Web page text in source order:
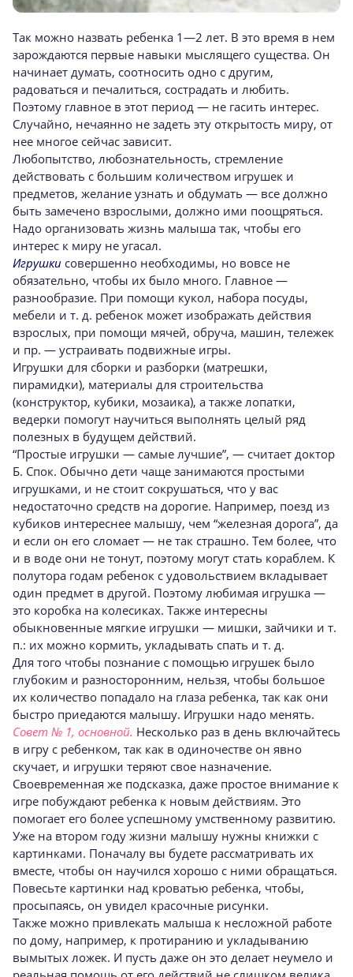
Так можно назвать ребенка 1—2 лет. В это время в нем
зарождаются первые навыки мыслящего существа. Он
начинает думать, соотносить одно с другим,
радоваться и печалиться, сострадать и любить.
Поэтому главное в этот период — не гасить интерес.
Случайно, нечаянно не задеть эту открытость миру, от
нее многое сейчас зависит.
Любопытство, любознательность, стремление
действовать с большим количеством игрушек и
предметов, желание узнать и обдумать — все должно
быть замечено взрослыми, должно ими поощряться.
Надо организовать жизнь малыша так, чтобы его
интерес к миру не угасал.
Игрушки совершенно необходимы, но вовсе не
обязательно, чтобы их было много. Главное —
разнообразие. При помощи кукол, набора посуды,
мебели и т. д. ребенок может изображать действия
взрослых, при помощи мячей, обруча, машин, тележек
и пр. — устраивать подвижные игры.
Игрушки для сборки и разборки (матрешки,
пирамидки), материалы для строительства
(конструктор, кубики, мозаика), а также лопатки,
ведерки помогут научиться выполнять целый ряд
полезных в будущем действий.
“Простые игрушки — самые лучшие”, — считает доктор
Б. Спок. Обычно дети чаще занимаются простыми
игрушками, и не стоит сокрушаться, что у вас
недостаточно средств на дорогие. Например, поезд из
кубиков интереснее малышу, чем “железная дорога”, да
и если он его сломает — не так страшно. Тем более, что
и в воде они не тонут, поэтому могут стать кораблем. К
полутора годам ребенок с удовольствием вкладывает
один предмет в другой. Поэтому любимая игрушка —
это коробка на колесиках. Также интересны
обыкновенные мягкие игрушки — мишки, зайчики и т.
п.: их можно кормить, укладывать спать и т. д.
Для того чтобы познание с помощью игрушек было
глубоким и разносторонним, нельзя, чтобы большое
их количество попадало на глаза ребенка, так как они
быстро приедаются малышу. Игрушки надо менять.
Совет № 1, основной. Несколько раз в день включайтесь
в игру с ребенком, так как в одиночестве он явно
скучает, и игрушки теряют свое назначение.
Своевременная же подсказка, даже простое внимание к
игре побуждают ребенка к новым действиям. Это
помогает его более успешному умственному развитию.
Уже на втором году жизни малышу нужны книжки с
картинками. Поначалу вы будете рассматривать их
вместе, чтобы он научился хорошо с ними обращаться.
Повесьте картинки над кроватью ребенка, чтобы,
просыпаясь, он увидел красочные рисунки.
Также можно привлекать малыша к несложной работе
по дому, например, к протиранию и укладыванию
вымытых ложек. И пусть даже он это делает неумело и